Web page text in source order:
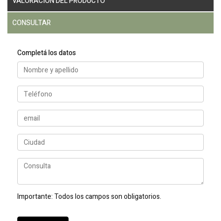
CONSULTAR
Completá los datos
Importante:Todos los campos son obligatorios.